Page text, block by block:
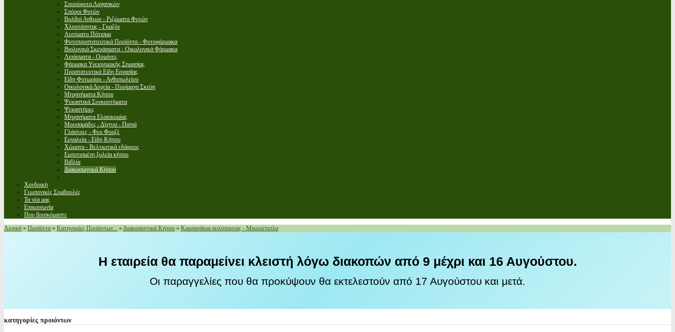
Σπορόφυτα Λαχανικών
Σπόροι Φυτών
Βολβοί Ανθεων - Ριζώματα Φυτών
Χλοοτάπητας - Γκαζόν
Αυτόματο Πότισμα
Φυτοπροστατευτικά Προϊόντα - Φυτοφάρμακα
Βιολογικά Σκευάσματα - Οικολογικά Φάρμακα
Λιπάσματα - Ορμόνες
Φάρμακα Υγειονομικής Σημασίας
Προστατευτικά Είδη Εργασίας
Είδη Φυτωρίου - Ανθοπωλείου
Οικολογικά Δοχεία - Πυρίμαχα Σκεύη
Μηχανήματα Κήπου
Ψεκαστικά Συγκροτήματα
Ψεκαστήρες
Μηχανήματα Ελαιοκομίας
Μουσαμάδες - Δίχτυα - Πανιά
Γλάστρες - Φερ Φορζέ
Εργαλεία - Είδη Κήπου
Χώματα - Βελτιωτικά εδάφους
Εμποτισμένη ξυλεία κήπου
Βιβλία
Διακοσμητικά Κήπου
Χονδρική
Γεωπονικές Συμβουλές
Τα νέα μας
Επικοινωνία
Που βρισκόμαστε
Αρχική » Προϊόντα » Κατηγορίες Προϊόντων... »Διακοσμητικά Κήπου » Καμπανάκια αυλόπορτας - Μικροέπιπλα
Η εταιρεία θα παραμείνει κλειστή λόγω διακοπών από 9 μέχρι και 16 Αυγούστου.
Οι παραγγελίες που θα προκύψουν θα εκτελεστούν από 17 Αυγούστου και μετά.
κατηγορίες προιόντων